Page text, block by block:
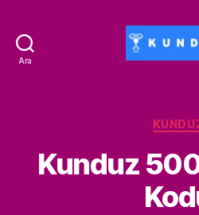
Ara
-
Kunduz